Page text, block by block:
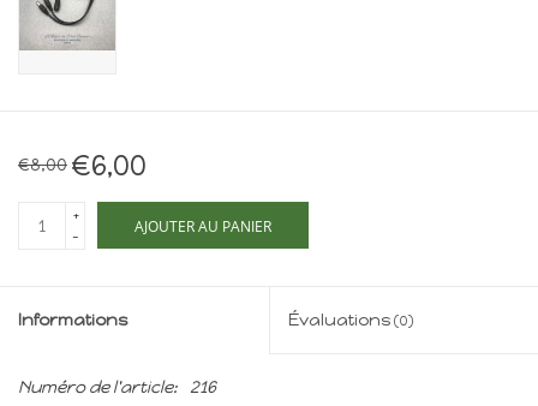
Maison de souris
miniature - The Mouse
€8,00 €6,00
+
-
AJOUTER AU PANIER
Informations Évaluations (0)
Numéro de l'article: 216